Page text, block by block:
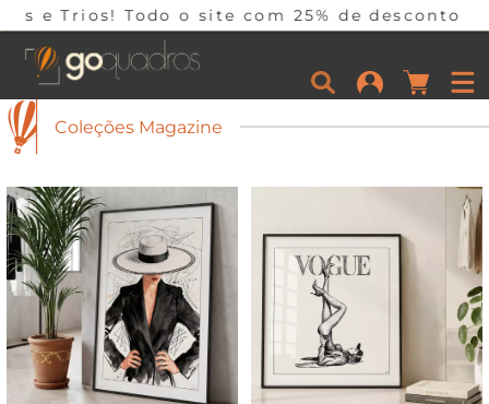
o site com 25% de desconto em 10x sem
Coleções Magazine